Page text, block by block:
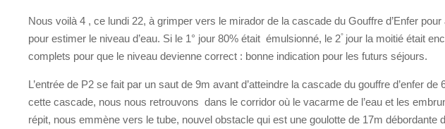
Nous voilà 4 , ce lundi 22, à grimper vers le mirador de la cascade du Gouffre d’Enfer
pour estimer le niveau d’eau. Si le 1° jour 80% était émulsionné, le 2° jour la moitié était
complets pour que le niveau devienne correct : bonne indication pour les futurs séjours.
L’entrée de P2 se fait par un saut de 9m avant d’atteindre la cascade du gouffre d’enfer
cette cascade, nous nous retrouvons dans le corridor où le vacarme de l’eau et les
répit, nous emmène vers le tube, nouvel obstacle qui est une goulotte de 17m